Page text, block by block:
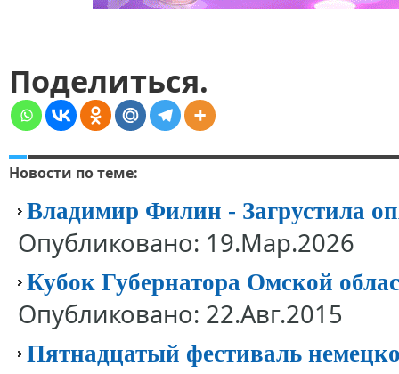
Поделиться.
Новости по теме:
Владимир Филин - Загрустила
Опубликовано: 19.Мар.2026
Кубок Губернатора Омской
Опубликовано: 22.Авг.2015
Пятнадцатый фестиваль